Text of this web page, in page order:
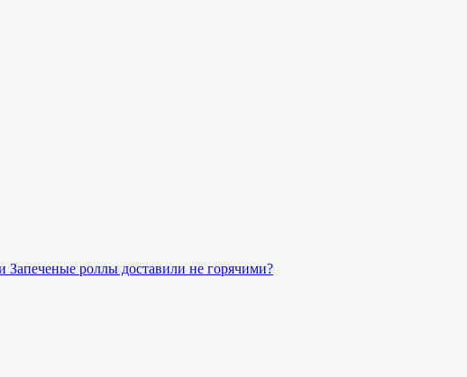
Запеченые роллы доставили не горячими?